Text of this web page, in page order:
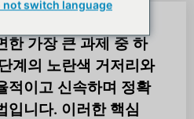
한 가장 큰 과제 중 하
계의 노란색 거저리와
적이고 신속하며 정확
입니다. 이러한 핵심
not switch language